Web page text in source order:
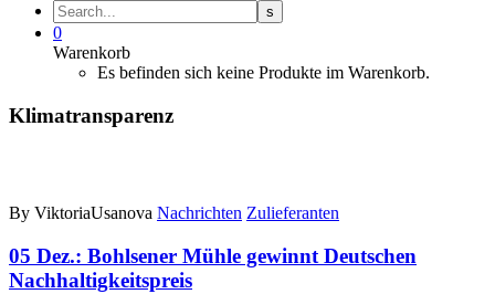
0
Warenkorb
Es befinden sich keine Produkte im Warenkorb.
Klimatransparenz
By ViktoriaUsanova Nachrichten Zulieferanten
05 Dez.: Bohlsener Mühle gewinnt Deutschen
Nachhaltigkeitspreis